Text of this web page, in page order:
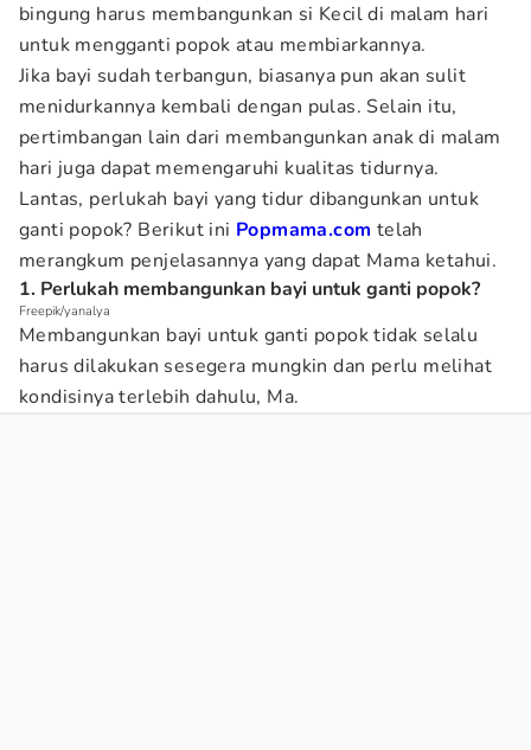
bingung harus membangunkan si Kecil di malam hari
untuk mengganti popok atau membiarkannya.
Jika bayi sudah terbangun, biasanya pun akan sulit
menidurkannya kembali dengan pulas. Selain itu,
pertimbangan lain dari membangunkan anak di malam
hari juga dapat memengaruhi kualitas tidurnya.
Lantas, perlukah bayi yang tidur dibangunkan untuk
ganti popok? Berikut ini Popmama.com telah
merangkum penjelasannya yang dapat Mama ketahui.
1. Perlukah membangunkan bayi untuk ganti popok?
Freepik/yanalya
Membangunkan bayi untuk ganti popok tidak selalu
harus dilakukan sesegera mungkin dan perlu melihat
kondisinya terlebih dahulu, Ma.